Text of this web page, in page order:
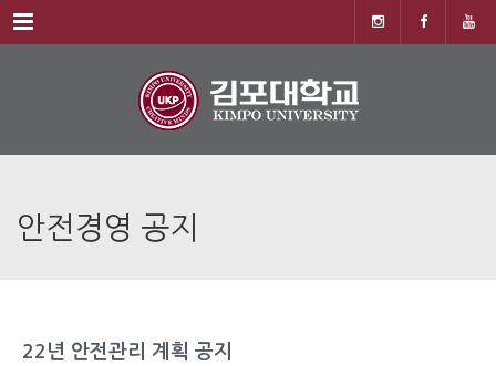
Menu
안전경영 공지
22년 안전관리 계획 공지